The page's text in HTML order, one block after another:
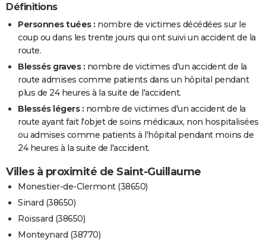
Définitions
Personnes tuées : nombre de victimes décédées sur le
coup ou dans les trente jours qui ont suivi un accident de la
route.
Blessés graves : nombre de victimes d'un accident de la
route admises comme patients dans un hôpital pendant
plus de 24 heures à la suite de l'accident.
Blessés légers : nombre de victimes d'un accident de la
route ayant fait l'objet de soins médicaux, non hospitalisées
ou admises comme patients à l'hôpital pendant moins de
24 heures à la suite de l'accident.
Villes à proximité de Saint-Guillaume
Monestier-de-Clermont (38650)
Sinard (38650)
Roissard (38650)
Monteynard (38770)